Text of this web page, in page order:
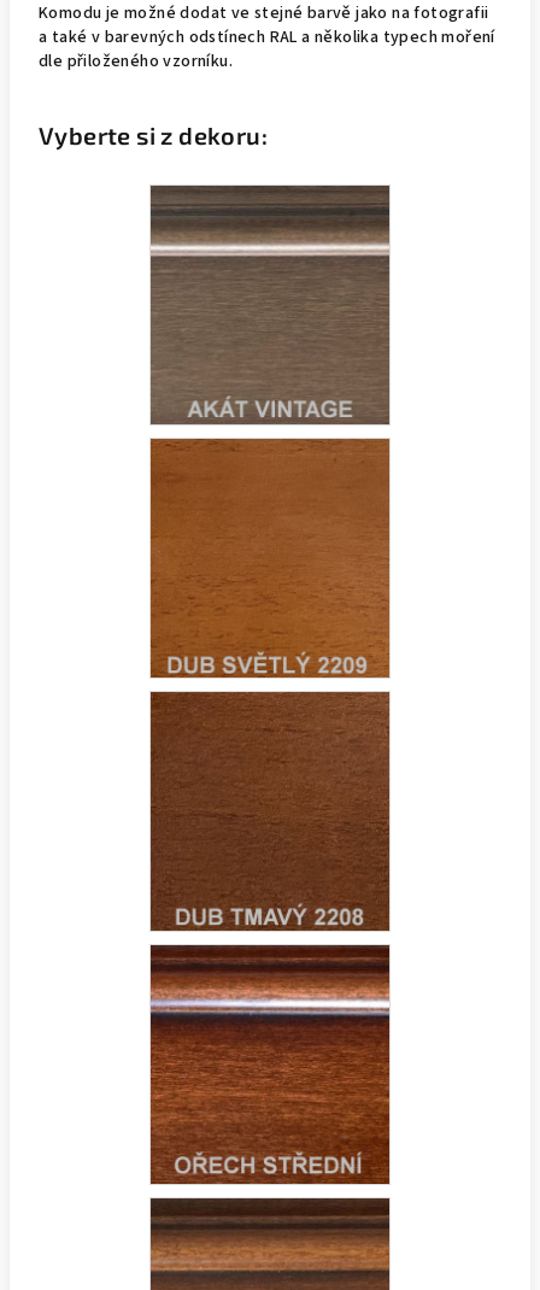
Komodu je možné dodat ve stejné barvě jako na fotografii
a také v barevných odstínech RAL a několika typech moření
dle přiloženého vzorníku.
Vyberte si z dekoru: